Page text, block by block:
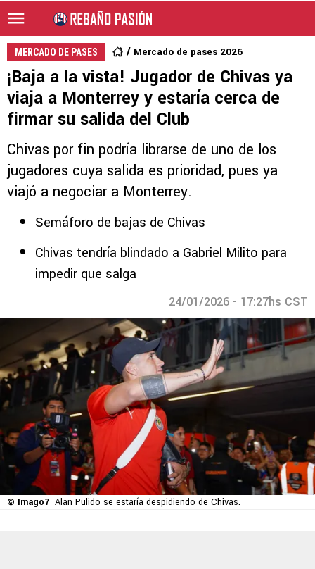
MERCADO DE PASES Mercado de pases 2026
¡Baja a la vista! Jugador de Chivas ya
viaja a Monterrey y estaría cerca de
firmar su salida del Club
Chivas por fin podría librarse de uno de los
jugadores cuya salida es prioridad, pues ya
viajó a negociar a Monterrey.
Semáforo de bajas de Chivas
Chivas tendría blindado a Gabriel Milito para
impedir que salga
24/01/2026 - 17:27hs CST
© Imago7 Alan Pulido se estaría despidiendo de Chivas.